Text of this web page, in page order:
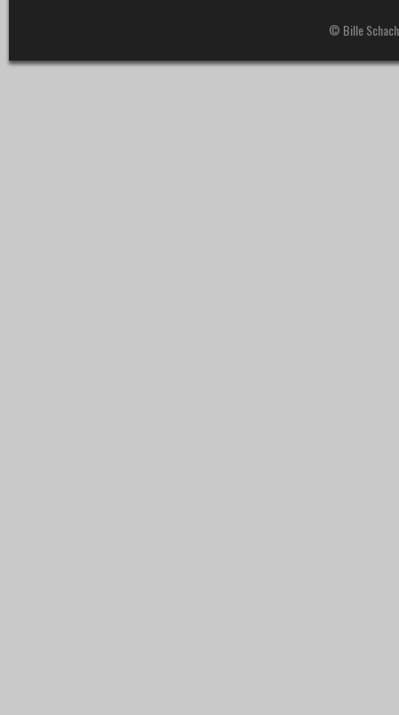
© Bille